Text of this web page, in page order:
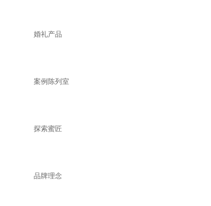
婚礼产品
案例陈列室
探索蜜匠
品牌理念